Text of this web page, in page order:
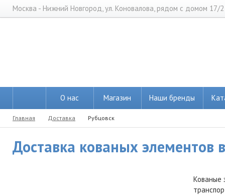
Москва - Нижний Новгород, ул. Коновалова, рядом с домом 17/2
О нас Магазин Наши бренды
Главная Доставка Рубцовск
Доставка кованых элементов
Кованые